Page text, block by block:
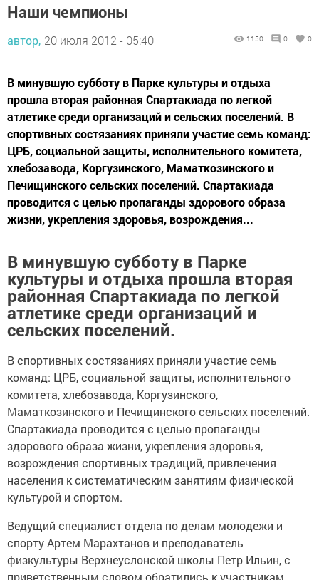
Наши чемпионы
автор, 20 июля 2012 - 05:40 1150 0 0
В минувшую субботу в Парке культуры и отдыха
прошла вторая районная Спартакиада по легкой
атлетике среди организаций и сельских поселений. В
спортивных состязаниях приняли участие семь команд:
ЦРБ, социальной защиты, исполнительного комитета,
хлебозавода, Коргузинского, Маматкозинского и
Печищинского сельских поселений. Спартакиада
проводится с целью пропаганды здорового образа
жизни, укрепления здоровья, возрождения...
В минувшую субботу в Парке
культуры и отдыха прошла вторая
районная Спартакиада по легкой
атлетике среди организаций и
сельских поселений.
В спортивных состязаниях приняли участие семь
команд: ЦРБ, социальной защиты, исполнительного
комитета, хлебозавода, Коргузинского,
Маматкозинского и Печищинского сельских поселений.
Спартакиада проводится с целью пропаганды
здорового образа жизни, укрепления здоровья,
возрождения спортивных традиций, привлечения
населения к систематическим занятиям физической
культурой и спортом.
Ведущий специалист отдела по делам молодежи и
спорту Артем Марахтанов и преподаватель
физкультуры Верхнеуслонской школы Петр Ильин, с